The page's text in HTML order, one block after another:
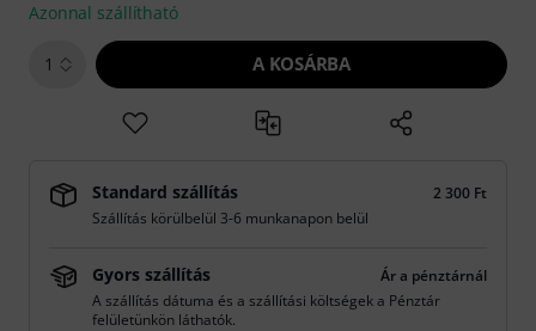
Azonnal szállítható
1 A KOSÁRBA
Standard szállítás
2 300 Ft
Szállítás körülbelül 3-6 munkanapon belül
Gyors szállítás
Ár a pénztárnál
A szállítás dátuma és a szállítási költségek a Pénztár
felületünkön láthatók.